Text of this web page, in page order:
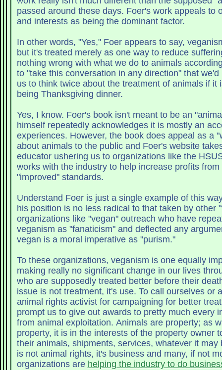
passed around these days. Foer's work appeals to our consumer rights
and interests as being the dominant factor.
In other words, "Yes," Foer appears to say,
but it's treated merely as one way to reduce suffering. There's
nothing wrong with what we do to animals according to
to "take this conversation in any direction" that we'd like. He only
us to think twice about the treatment of animals if it
being Thanksgiving dinner.
Yes, I know. Foer's book isn't meant to be an "animal
himself repeatedly acknowledges it is mostly an
experiences. However, the book does appeal as a "way of thinking"
about animals to the public and Foer's website
educator ushering us to organizations like the
works with the industry to help increase profits from
"improved" standards.
Understand Foer is just a single example of this way of
his position is no less radical to that taken by other
organizations like "vegan" outreach who have
veganism as "fanaticism" and deflected any
vegan is a moral imperative as "purism."
To these organizations, veganism is one equally
making really no significant change in our lives
who are supposedly treated better before their death. My friends,
issue is not treatment, it's use. To call ourselves or anyone else an
animal rights activist for campaigning for better
prompt us to give out awards to pretty much every
from animal exploitation. Animals are property; as with any form of
property, it is in the interests of the property owner
their animals, shipments, services, whatever it may be. Better
is not animal rights, it's business and many, if not
organizations are helping the industry to do